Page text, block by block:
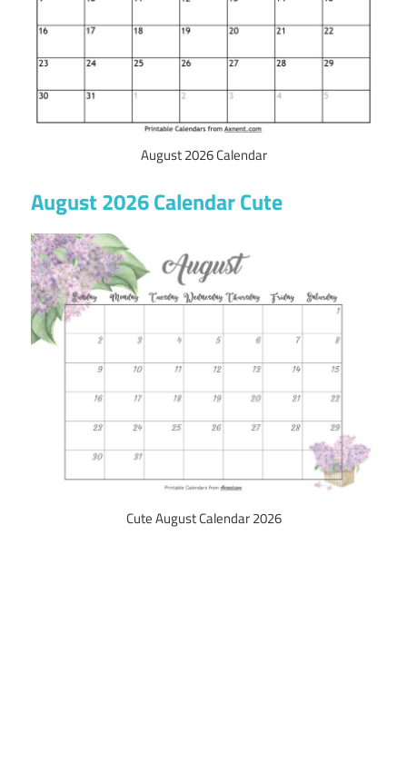
August 2026 Calendar
August 2026 Calendar Cute
Cute August Calendar 2026